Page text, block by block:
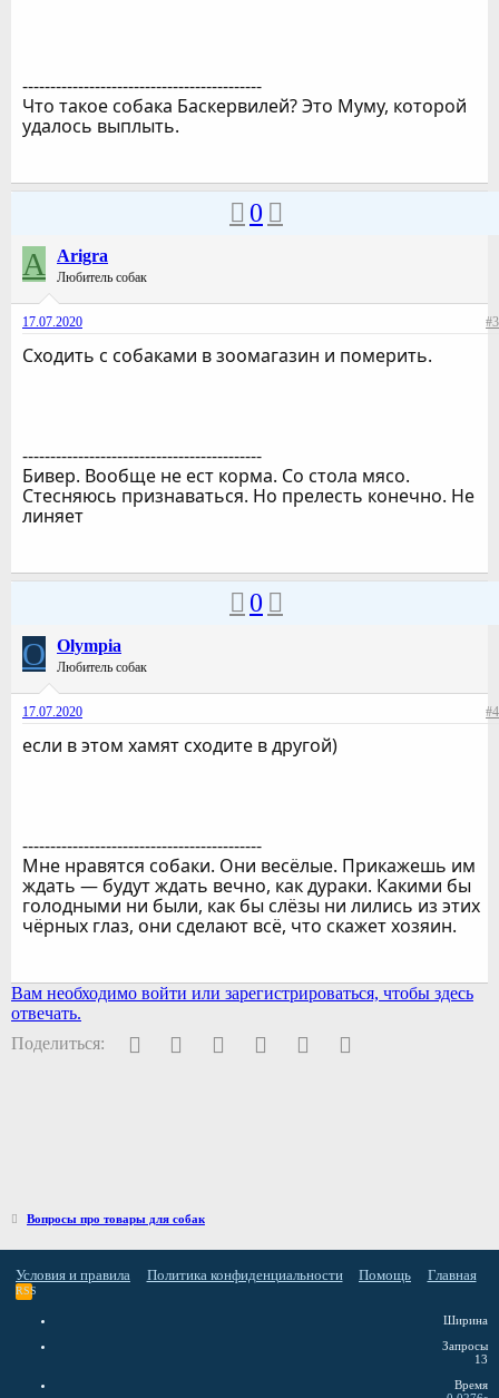
-------------------------------------------
Что такое собака Баскервилей? Это Муму, которой
удалось выплыть.
0
A Arigra
Любитель собак
17.07.2020 #3
Сходить с собаками в зоомагазин и померить.
-------------------------------------------
Бивер. Вообще не ест корма. Со стола мясо.
Стесняюсь признаваться. Но прелесть конечно. Не
линяет
0
O Olympia
Любитель собак
17.07.2020 #4
если в этом хамят сходите в другой)
-------------------------------------------
Мне нравятся собаки. Они весёлые. Прикажешь им
ждать — будут ждать вечно, как дураки. Какими бы
голодными ни были, как бы слёзы ни лились из этих
чёрных глаз, они сделают всё, что скажет хозяин.
Вам необходимо войти или зарегистрироваться, чтобы здесь
отвечать.
Поделиться:
FacebookTwitter PinterestWhatsAppЭлектронная почта
Вопросы про товары для собак
Условия и правила Политика конфиденциальности Помощь Главная
RSS
Ширина
Запросы
13
Время